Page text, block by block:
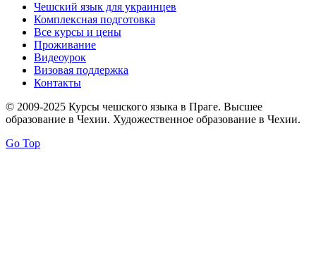
Чешский язык для украинцев
Комплексная подготовка
Все курсы и цены
Проживание
Видеоурок
Визовая поддержка
Контакты
© 2009-2025 Курсы чешского языка в Праге. Высшее
образование в Чехии. Художественное образование в Чехии.
Go Top